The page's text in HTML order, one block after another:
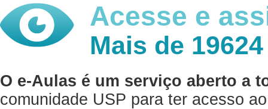
Acesse e
Mais de
O e-Aulas é um serviço aberto a
comunidade USP para ter acesso